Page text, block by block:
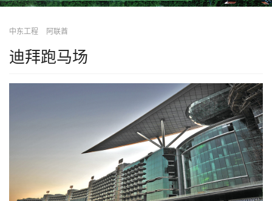
中东工程 阿联酋
迪拜跑马场